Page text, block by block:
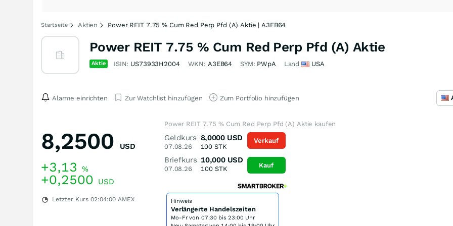
Startseite Aktien Power REIT 7.75 % Cum Red Perp Pfd (A) Aktie | A3EB64
Power REIT 7.75 % Cum Red Perp Pfd (A) Aktie
Aktie ISIN: US73933H2004 WKN: A3EB64 SYM: PWpA Land USA
Alarme einrichten Zur Watchlist hinzufügen Zum Portfolio hinzufügen
8,2500 USD
+3,13 %
+0,2500 USD
Letzter Kurs 02:04:00 AMEX
Power REIT 7.75 % Cum Red Perp Pfd (A) Aktie kaufen
Geldkurs
07.08.26
8,0000 USD
100 STK
Briefkurs
07.08.26
10,000 USD
100STK
Verkauf
Kauf
Hinweis
Verlängerte Handelszeiten
Mo-Fr von 07:30 bis 23:00 Uhr